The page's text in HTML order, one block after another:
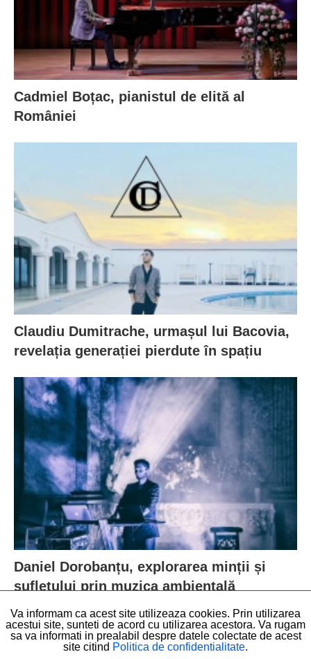
Cadmiel Boțac, pianistul de elită al
României
Claudiu Dumitrache, urmașul lui Bacovia,
revelația generației pierdute în spațiu
Daniel Dorobanțu, explorarea minții și
sufletului prin muzica ambientală
Va informam ca acest site utilizeaza cookies. Prin utilizarea
acestui site, sunteti de acord cu utilizarea acestora. Va rugam
sa va informati in prealabil despre datele colectate de acest
site citind Politica de confidentialitate.